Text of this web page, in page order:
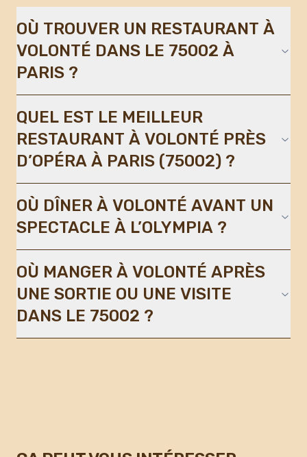
OÙ TROUVER UN RESTAURANT À
VOLONTÉ DANS LE 75002 À
PARIS ?
QUEL EST LE MEILLEUR
RESTAURANT À VOLONTÉ PRÈS
D’OPÉRA À PARIS (75002) ?
OÙ DÎNER À VOLONTÉ AVANT UN
SPECTACLE À L’OLYMPIA ?
OÙ MANGER À VOLONTÉ APRÈS
UNE SORTIE OU UNE VISITE
DANS LE 75002 ?